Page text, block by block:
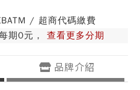
/ 超商代碼繳費
期0元， 查看更多分期
品牌介紹